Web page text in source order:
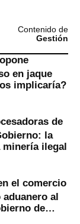
Contenido de
Gestión
en jaque
implicaría?
de
la
minería ilegal
el comercio
al
de